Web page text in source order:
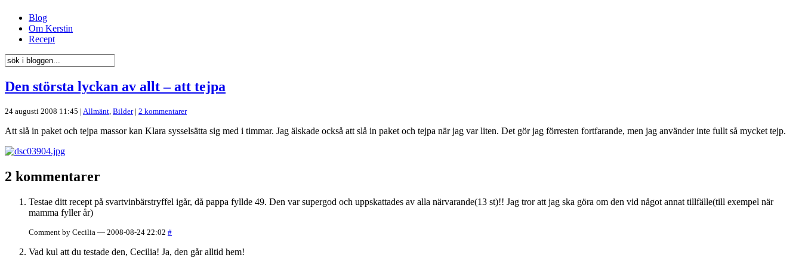
Blog
Om Kerstin
Recept
Den största lyckan av allt – att tejpa
24 augusti 2008 11:45 | Allmänt, Bilder| 2 kommentarer
Att slå in paket och tejpa massor kan Klara sysselsätta sig med i timmar. Jag älskade också att slå in paket och tejpa när jag var liten. Det gör jag förresten fortfarande, men jag använder inte fullt så mycket tejp.
2 kommentarer
Testae ditt recept på svartvinbärstryffel igår, då pappa fyllde 49. Den var supergod och uppskattades av alla närvarande(13 st)!! Jag tror att jag ska göra om den vid något annat tillfälle(till exempel när
mamma fyller år)
Comment by Cecilia — 2008-08-24 22:02 #
Vad kul att du testade den, Cecilia! Ja, den går alltid hem!